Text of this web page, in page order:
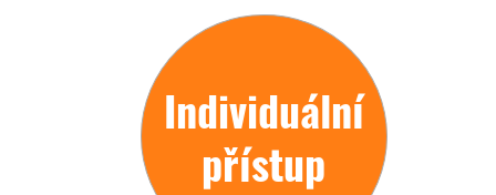
Individuální
přístup